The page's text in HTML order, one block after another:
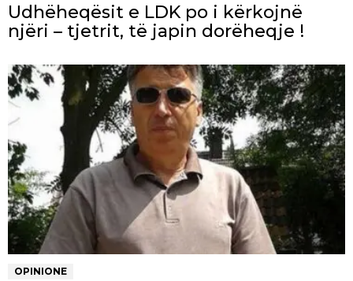
Udhëheqësit e LDK po i kërkojnë
njëri – tjetrit, të japin dorëheqje !
OPINIONE